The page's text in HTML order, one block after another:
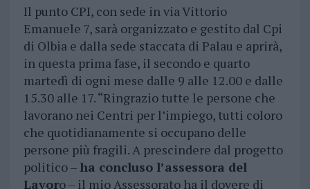
Il punto CPI, con sede in via Vittorio
Emanuele 7, sarà organizzato e gestito dal Cpi
di Olbia e dalla sede staccata di Palau e aprirà,
in questa prima fase, il secondo e quarto
martedì di ogni mese dalle 9 alle 12.00 e dalle
15.30 alle 17. “Ringrazio tutte le persone che
lavorano nei Centri per l’impiego, tutti coloro
che quotidianamente si occupano delle
persone più fragili. A prescindere dal progetto
politico – ha concluso l’assessora del
Lavoro – il mio Assessorato ha il dovere di